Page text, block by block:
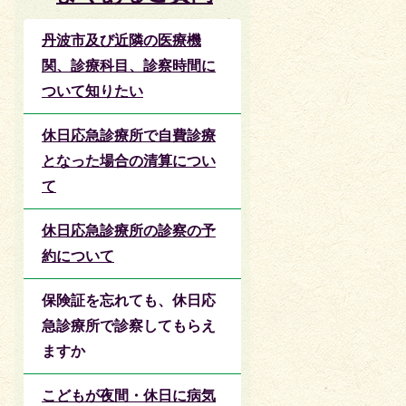
丹波市及び近隣の医療機
関、診療科目、診察時間に
ついて知りたい
休日応急診療所で自費診療
となった場合の清算につい
て
休日応急診療所の診察の予
約について
保険証を忘れても、休日応
急診療所で診察してもらえ
ますか
こどもが夜間・休日に病気